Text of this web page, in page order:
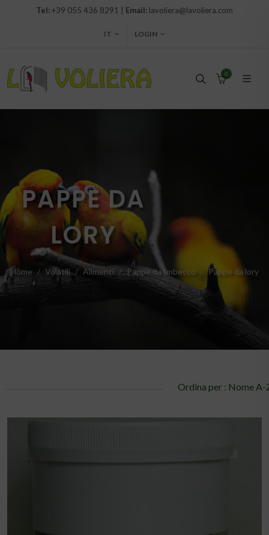
Tel:+39 055 436 8291 | Email: lavoliera@lavoliera.com
IT LOGIN
0
PAPPE DA
LORY
Home Volatili Alimenti Pappe da Imbecco Pappe da lory
Ordina per : Nome